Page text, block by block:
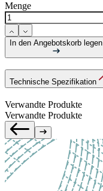
Menge
In den Angebotskorb legen
Technische Spezifikation
Verwandte Produkte
Verwandte Produkte